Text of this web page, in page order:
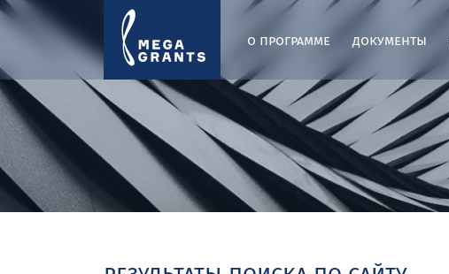
о программе документы